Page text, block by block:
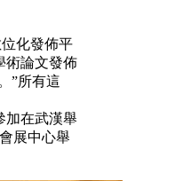
化發佈平
術論文發佈
”所有這
加在武漢舉
展中心舉